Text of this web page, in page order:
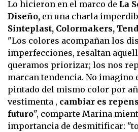
Lo hicieron en el marco de La
Diseño, en una charla
Sinteplast, Colormakers,
"Los colores acompañan los
imperfecciones, resaltan
queramos priorizar; los nos
marcan tendencia. No imagino
pintado del mismo color por
vestimenta , cambiar es
futuro", comparte Marina
importancia de desmitificar: